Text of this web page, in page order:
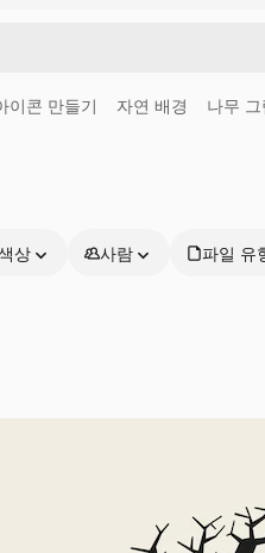
이콘 만들기 자연 배경 나무 그
상 사람 파일 유
시작하기